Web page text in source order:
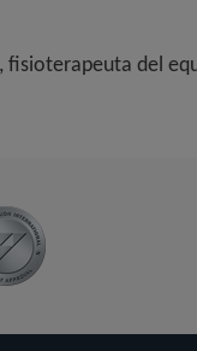
fisioterapeuta del